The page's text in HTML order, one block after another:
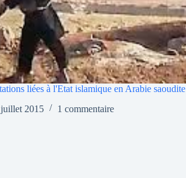
liées à l'Etat islamique en Arabie saoudite
2015
1 commentaire